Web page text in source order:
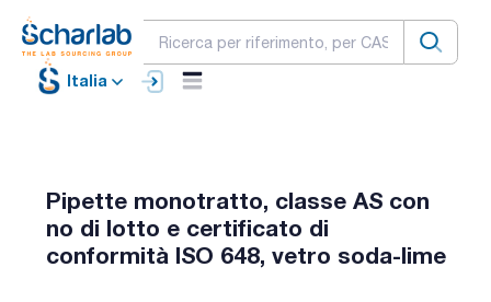
Italia
Pipette monotratto, classe AS con
no di lotto e certificato di
conformità ISO 648, vetro soda-lime